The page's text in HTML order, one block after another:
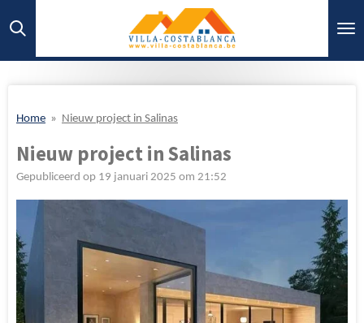
direct
Home » Nieuw project in Salinas
Nieuw project in Salinas
Gepubliceerd op 19 januari 2025 om 21:52